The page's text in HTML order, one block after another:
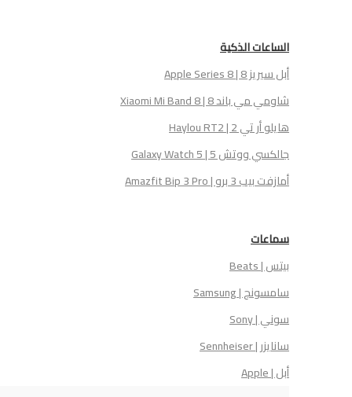
الساعات الذكية
أبل سيريز 8 | Apple Series 8
شاومي مي باند 8 | Xiaomi Mi Band 8
هايلو أر تي 2 | Haylou RT2
جالكسي ووتش 5 | Galaxy Watch 5
أمازفت بيب 3 برو | Amazfit Bip 3 Pro
سماعات
بيتس | Beats
سامسونج | Samsung
سوني | Sony
سانايزر | Sennheiser